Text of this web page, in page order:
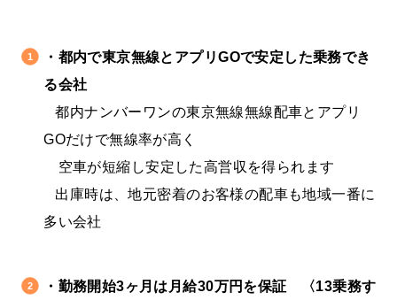
・都内で東京無線とアプリGOで安定した乗務でき
る会社
都内ナンバーワンの東京無線無線配車とアプリ
GOだけで無線率が高く
空車が短縮し安定した高営収を得られます
出庫時は、地元密着のお客様の配車も地域一番に
多い会社
・勤務開始3ヶ月は月給30万円を保証 〈13乗務す